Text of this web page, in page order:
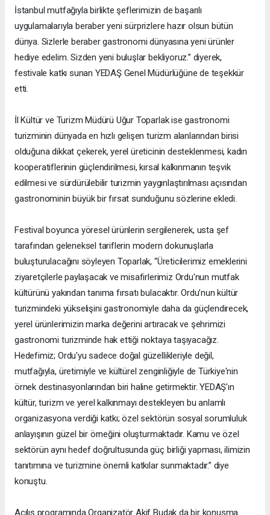
İstanbul mutfağıyla birlikte şeflerimizin de başarılı
uygulamalarıyla beraber yeni sürprizlere hazır olsun bütün
dünya. Sizlerle beraber gastronomi dünyasına yeni ürünler
hediye edelim. Sizden yeni buluşlar bekliyoruz.” diyerek,
festivale katkı sunan YEDAŞ Genel Müdürlüğüne de teşekkür
etti.
İl Kültür ve Turizm Müdürü Uğur Toparlak ise gastronomi
turizminin dünyada en hızlı gelişen turizm alanlarından birisi
olduğuna dikkat çekerek, yerel üreticinin desteklenmesi, kadın
kooperatiflerinin güçlendirilmesi, kırsal kalkınmanın teşvik
edilmesi ve sürdürülebilir turizmin yaygınlaştırılması açısından
gastronominin büyük bir fırsat sunduğunu sözlerine ekledi.
Festival boyunca yöresel ürünlerin sergilenerek, usta şef
tarafından geleneksel tariflerin modern dokunuşlarla
buluşturulacağını söyleyen Toparlak, “Üreticilerimiz emeklerini
ziyaretçilerle paylaşacak ve misafirlerimiz Ordu'nun mutfak
kültürünü yakından tanıma fırsatı bulacaktır. Ordu’nun kültür
turizmindeki yükselişini gastronomiyle daha da güçlendirecek,
yerel ürünlerimizin marka değerini artıracak ve şehrimizi
gastronomi turizminde hak ettiği noktaya taşıyacağız.
Hedefimiz; Ordu'yu sadece doğal güzellikleriyle değil,
mutfağıyla, üretimiyle ve kültürel zenginliğiyle de Türkiye'nin
örnek destinasyonlarından biri haline getirmektir. YEDAŞ'ın
kültür, turizm ve yerel kalkınmayı destekleyen bu anlamlı
organizasyona verdiği katkı; özel sektörün sosyal sorumluluk
anlayışının güzel bir örneğini oluşturmaktadır. Kamu ve özel
sektörün aynı hedef doğrultusunda güç birliği yapması, ilimizin
tanıtımına ve turizmine önemli katkılar sunmaktadır.” diye
konuştu.
Açılış programında Organizatör Akif Budak da bir konuşma